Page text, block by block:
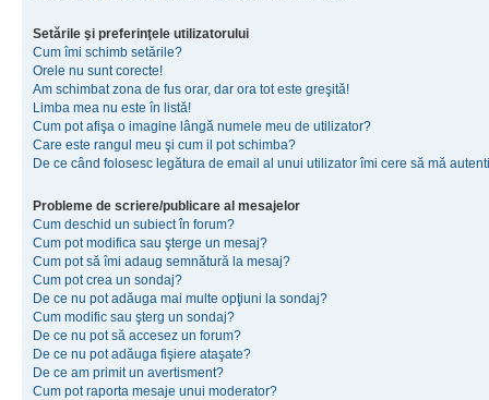
Setările şi preferinţele utilizatorului
Cum îmi schimb setările?
Orele nu sunt corecte!
Am schimbat zona de fus orar, dar ora tot este greşită!
Limba mea nu este în listă!
Cum pot afişa o imagine lângă numele meu de utilizator?
Care este rangul meu şi cum il pot schimba?
De ce când folosesc legătura de email al unui utilizator îmi cere să mă
Probleme de scriere/publicare al mesajelor
Cum deschid un subiect în forum?
Cum pot modifica sau şterge un mesaj?
Cum pot să îmi adaug semnătură la mesaj?
Cum pot crea un sondaj?
De ce nu pot adăuga mai multe opţiuni la sondaj?
Cum modific sau şterg un sondaj?
De ce nu pot să accesez un forum?
De ce nu pot adăuga fişiere ataşate?
De ce am primit un avertisment?
Cum pot raporta mesaje unui moderator?